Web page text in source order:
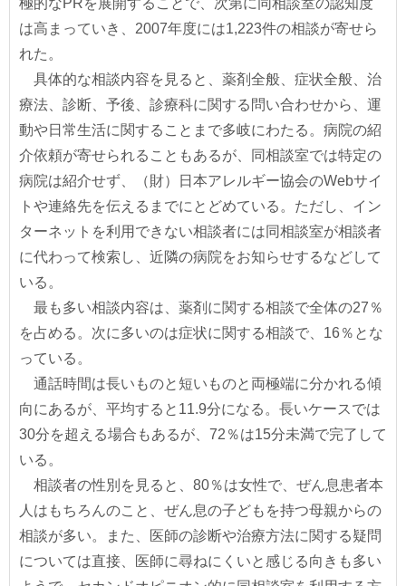
は高まっていき、2007年度には1,223件の相談が寄せら
れた。
具体的な相談内容を見ると、薬剤全般、症状全般、治
療法、診断、予後、診療科に関する問い合わせから、運
動や日常生活に関することまで多岐にわたる。病院の紹
介依頼が寄せられることもあるが、同相談室では特定の
病院は紹介せず、（財）日本アレルギー協会のWebサイ
トや連絡先を伝えるまでにとどめている。ただし、イン
ターネットを利用できない相談者には同相談室が相談者
に代わって検索し、近隣の病院をお知らせするなどして
いる。
最も多い相談内容は、薬剤に関する相談で全体の27％
を占める。次に多いのは症状に関する相談で、16％とな
っている。
通話時間は長いものと短いものと両極端に分かれる傾
向にあるが、平均すると11.9分になる。長いケースでは
30分を超える場合もあるが、72％は15分未満で完了して
いる。
相談者の性別を見ると、80％は女性で、ぜん息患者本
人はもちろんのこと、ぜん息の子どもを持つ母親からの
相談が多い。また、医師の診断や治療方法に関する疑問
については直接、医師に尋ねにくいと感じる向きも多い